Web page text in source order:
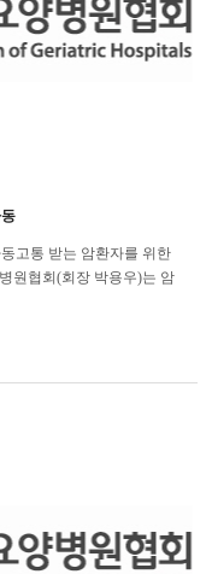
고통 받는 암환자를 위한
원협회(회장 박용우)는 암
회를 본격�...